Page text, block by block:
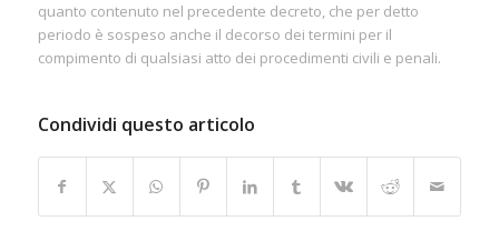
quanto contenuto nel precedente decreto, che per detto
periodo è sospeso anche il decorso dei termini per il
compimento di qualsiasi atto dei procedimenti civili e penali.
Condividi questo articolo